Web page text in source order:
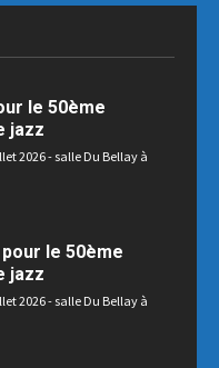
le 50ème
jazz
2026 - salle Du Bellay à
le 50ème
jazz
2026 - salle Du Bellay à